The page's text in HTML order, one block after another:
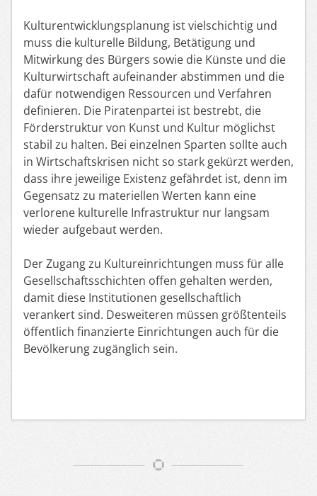
Kulturentwicklungsplanung ist vielschichtig und
muss die kulturelle Bildung, Betätigung und
Mitwirkung des Bürgers sowie die Künste und die
Kulturwirtschaft aufeinander abstimmen und die
dafür notwendigen Ressourcen und Verfahren
definieren. Die Piratenpartei ist bestrebt, die
Förderstruktur von Kunst und Kultur möglichst
stabil zu halten. Bei einzelnen Sparten sollte auch
in Wirtschaftskrisen nicht so stark gekürzt werden,
dass ihre jeweilige Existenz gefährdet ist, denn im
Gegensatz zu materiellen Werten kann eine
verlorene kulturelle Infrastruktur nur langsam
wieder aufgebaut werden.
Der Zugang zu Kultureinrichtungen muss für alle
Gesellschaftsschichten offen gehalten werden,
damit diese Institutionen gesellschaftlich
verankert sind. Desweiteren müssen größtenteils
öffentlich finanzierte Einrichtungen auch für die
Bevölkerung zugänglich sein.